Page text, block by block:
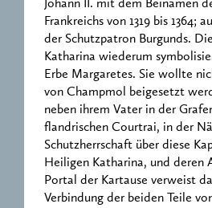
Johann II. mit dem Beinamen
Frankreichs von 1319 bis 1364;
der Schutzpatron Burgunds.
Katharina wiederum
Erbe Margaretes. Sie wollte
von Champmol beigesetzt
neben ihrem Vater in der
flandrischen Courtrai, in der
Schutzherrschaft über diese
Heiligen Katharina, und deren
Portal der Kartause verweist
Verbindung der beiden Teile